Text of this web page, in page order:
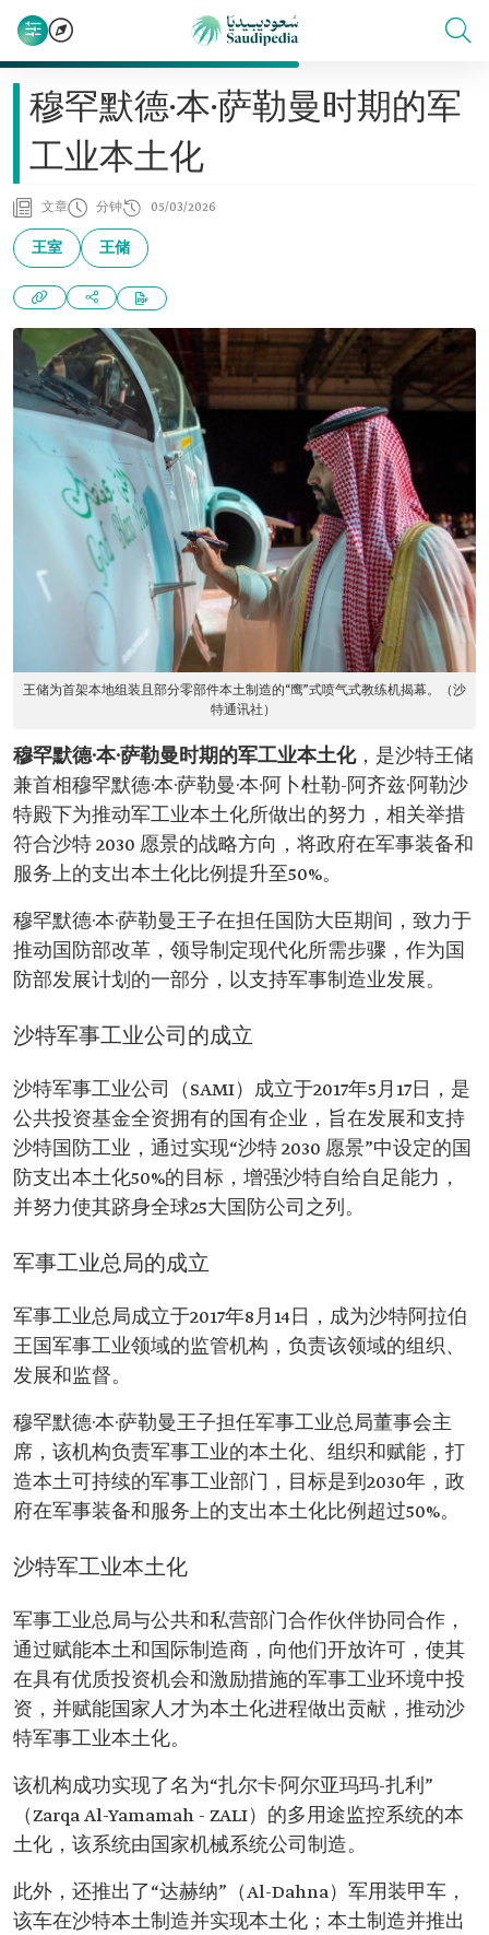
穆罕默德·本·萨勒曼时期的军
工业本土化
文章 分钟 05/03/2026
王室 王储
王储为首架本地组装且部分零部件本土制造的“鹰”式喷气式教练机揭幕。（沙
特通讯社）
穆罕默德·本·萨勒曼时期的军工业本土化，是沙特王储
兼首相穆罕默德·本·萨勒曼·本·阿卜杜勒-阿齐兹·阿勒沙
特殿下为推动军工业本土化所做出的努力，相关举措
符合沙特 2030 愿景的战略方向，将政府在军事装备和
服务上的支出本土化比例提升至50%。
穆罕默德·本·萨勒曼王子在担任国防大臣期间，致力于
推动国防部改革，领导制定现代化所需步骤，作为国
防部发展计划的一部分，以支持军事制造业发展。
沙特军事工业公司的成立
沙特军事工业公司（SAMI）成立于2017年5月17日，是
公共投资基金全资拥有的国有企业，旨在发展和支持
沙特国防工业，通过实现“沙特 2030 愿景”中设定的国
防支出本土化50%的目标，增强沙特自给自足能力，
并努力使其跻身全球25大国防公司之列。
军事工业总局的成立
军事工业总局成立于2017年8月14日，成为沙特阿拉伯
王国军事工业领域的监管机构，负责该领域的组织、
发展和监督。
穆罕默德·本·萨勒曼王子担任军事工业总局董事会主
席，该机构负责军事工业的本土化、组织和赋能，打
造本土可持续的军事工业部门，目标是到2030年，政
府在军事装备和服务上的支出本土化比例超过50%。
沙特军工业本土化
军事工业总局与公共和私营部门合作伙伴协同合作，
通过赋能本土和国际制造商，向他们开放许可，使其
在具有优质投资机会和激励措施的军事工业环境中投
资，并赋能国家人才为本土化进程做出贡献，推动沙
特军事工业本土化。
该机构成功实现了名为“扎尔卡·阿尔亚玛玛-扎利”
（Zarqa Al-Yamamah - ZALI）的多用途监控系统的本
土化，该系统由国家机械系统公司制造。
此外，还推出了“达赫纳”（Al-Dahna）军用装甲车，
该车在沙特本土制造并实现本土化；本土制造并推出